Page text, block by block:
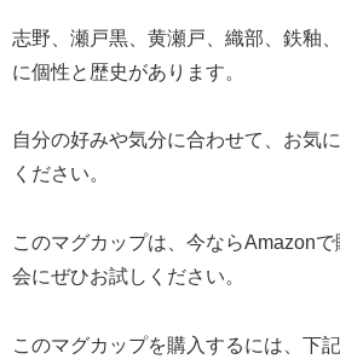
志野、瀬戸黒、黄瀬戸、織部、鉄釉
に個性と歴史があります。
自分の好みや気分に合わせて、お気
ください。
このマグカップは、今ならAmazon
会にぜひお試しください。
このマグカップを購入するには、下